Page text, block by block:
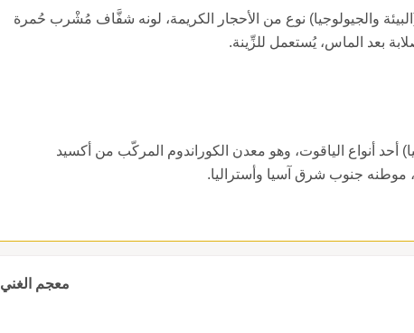
والجيولوجيا) نوع من الأحجار الكريمة، لونه شفَّاف مُشْرب حُمرة
بعد الماس، يُستعمل للزِّينة.
أحد أنواع الياقوت، وهو معدن الكوراندوم المركّب من أكسيد
موطنه جنوب شرق آسيا وأستراليا.
معجم الغني